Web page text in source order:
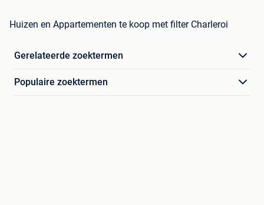
Huizen en Appartementen te koop met filter Charleroi
Gerelateerde zoektermen
Populaire zoektermen